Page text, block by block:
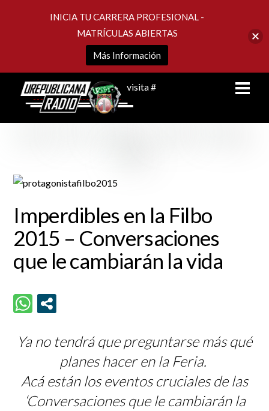
visita #
Imperdibles en la Filbo
2015 – Conversaciones
que le cambiarán la vida
Ya no tendrá que preguntarse más qué
planes hacer en la Feria.
Acá están los eventos cruciales de las
‘Conversaciones que le cambiarán la
INICIA TU CARRERA PROFESIONAL -
MATRÍCULAS ABIERTAS
Más Información